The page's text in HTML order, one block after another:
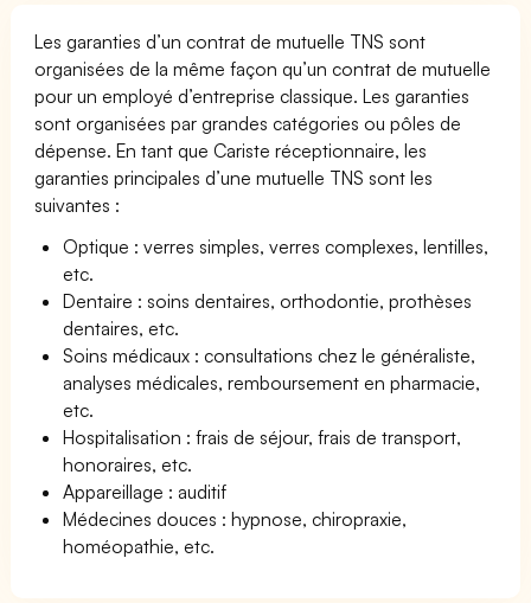
Les garanties d’un contrat de mutuelle TNS sont
organisées de la même façon qu’un contrat de mutuelle
pour un employé d’entreprise classique. Les garanties
sont organisées par grandes catégories ou pôles de
dépense. En tant que Cariste réceptionnaire, les
garanties principales d’une mutuelle TNS sont les
suivantes :
Optique : verres simples, verres complexes, lentilles,
etc.
Dentaire : soins dentaires, orthodontie, prothèses
dentaires, etc.
Soins médicaux : consultations chez le généraliste,
analyses médicales, remboursement en pharmacie,
etc.
Hospitalisation : frais de séjour, frais de transport,
honoraires, etc.
Appareillage : auditif
Médecines douces : hypnose, chiropraxie,
homéopathie, etc.